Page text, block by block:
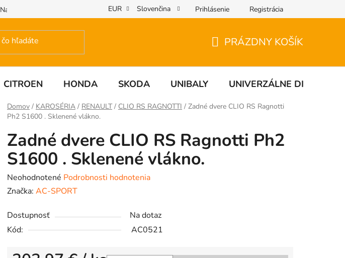
Napíšte nám EUR Slovenčina Prihlásenie Registrácia
KOŠÍK
PRÁZDNY KOŠÍK
CITROEN HONDA SKODA UNIBALY UNIVERZÁLNE DIELY
Domov / KAROSÉRIA / RENAULT / CLIO RS RAGNOTTI / Zadné dvere CLIO RS Ragnotti
Ph2 S1600 . Sklenené vlákno.
Zadné dvere CLIO RS Ragnotti Ph2
S1600 . Sklenené vlákno.
Priemerné
hodnotenie
je
0,0
Neohodnotené Podrobnosti hodnotenia
Značka: AC-SPORT
Dostupnosť
Na dotaz
Kód:
AC0521